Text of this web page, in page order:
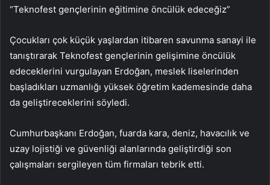
“Teknofest gençlerinin eğitimine öncülük edeceğiz”
Çocukları çok küçük yaşlardan itibaren savunma sanayi ile
tanıştırarak Teknofest gençlerinin gelişimine öncülük
edeceklerini vurgulayan Erdoğan, meslek liselerinden
başladıkları uzmanlığı yüksek öğretim kademesinde daha
da geliştireceklerini söyledi.
Cumhurbaşkanı Erdoğan, fuarda kara, deniz, havacılık ve
uzay lojistiği ve güvenliği alanlarında geliştirdiği son
çalışmaları sergileyen tüm firmaları tebrik etti.